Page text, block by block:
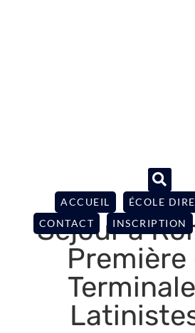
ACCUEIL ÉCOLE
CONTACT
INSCRIPTION
Séjour à
Première